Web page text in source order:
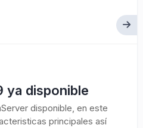
ya disponible
disponible, en este
principales así